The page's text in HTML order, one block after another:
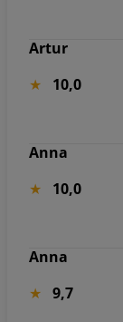
Artur
10,0
Anna
10,0
Anna
9,7